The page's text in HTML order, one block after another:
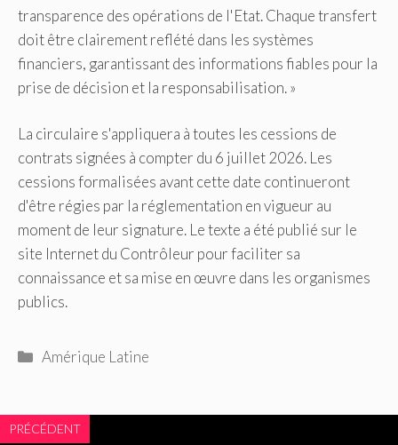
transparence des opérations de l'Etat. Chaque transfert
doit être clairement reflété dans les systèmes
financiers, garantissant des informations fiables pour la
prise de décision et la responsabilisation. »
La circulaire s'appliquera à toutes les cessions de
contrats signées à compter du 6 juillet 2026. Les
cessions formalisées avant cette date continueront
d'être régies par la réglementation en vigueur au
moment de leur signature. Le texte a été publié sur le
site Internet du Contrôleur pour faciliter sa
connaissance et sa mise en œuvre dans les organismes
publics.
Catégories
Amérique Latine
PRÉCÉDENT